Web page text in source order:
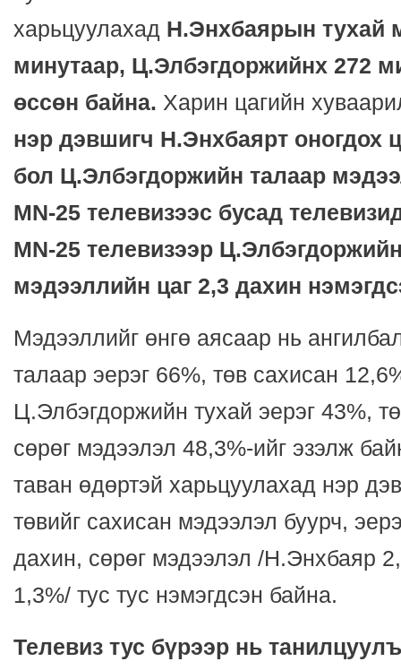
харьцуулахад Н.Энхбаярын тухай
минутаар, Ц.Элбэгдоржийнх 272
өссөн байна. Харин цагийн
нэр дэвшигч Н.Энхбаярт оногдох
бол Ц.Элбэгдоржийн талаар
MN-25 телевизээс бусад
MN-25 телевизээр
мэдээллийн цаг 2,3 дахин
Мэдээллийг өнгө аясаар нь
талаар эерэг 66%, төв сахисан
Ц.Элбэгдоржийн тухай эерэг 43%,
сөрөг мэдээлэл 48,3%-ийг эзэлж
таван өдөртэй харьцуулахад нэр
төвийг сахисан мэдээлэл буурч,
дахин, сөрөг мэдээлэл /Н.Энхбаяр
1,3%/ тус тус нэмэгдсэн байна.
Телевиз тус бүрээр нь